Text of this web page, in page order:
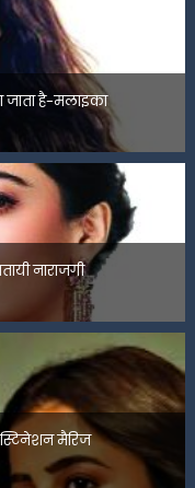
है-मलाइका
नाराजगी
मैरिज